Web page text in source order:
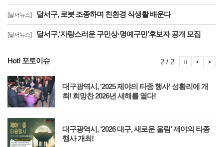
[달서뉴스] 달서구, 로봇 조종하며 친환경 식생활 배운다
[달서뉴스] 달서구,‘자랑스러운 구민상·명예구민’후보자 공개 모집
Hot! 포토이슈
대구광역시, '2025 제야의 타종 행사' 성황리에 개
최! 희망찬 2026년 새해를 열다!
대구광역시, ‘2026 대구, 새로운 울림’ 제야의 타종
행사 개최!
2 / 2 포
포토이